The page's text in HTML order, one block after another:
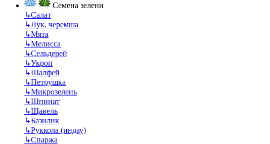
Семена зелени
↳Салат
↳Лук, черемша
↳Мята
↳Мелисса
↳Сельдерей
↳Укроп
↳Шалфей
↳Петрушка
↳Микрозелень
↳Шпинат
↳Щавель
↳Базилик
↳Руккола (индау)
↳Спаржа